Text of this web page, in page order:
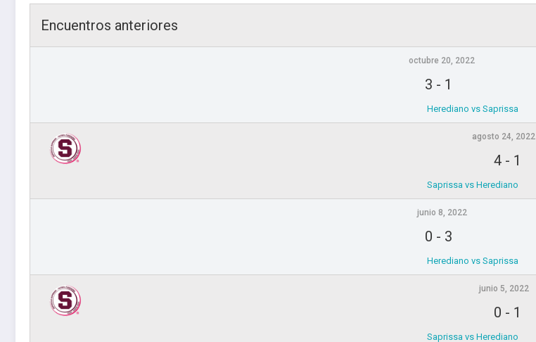
Encuentros anteriores
octubre 20, 2022
3 - 1
Herediano vs Saprissa
agosto 24, 2022
4- 1
Saprissa vs Herediano
junio 8, 2022
0 - 3
Herediano vs Saprissa
junio 5, 2022
0 - 1
Saprissa vs Herediano